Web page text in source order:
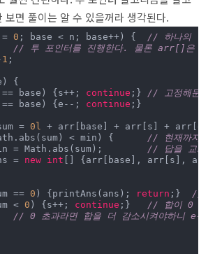
보면 풀이는 알 수 있을꺼라 생각된다.
0
// 하나의 값을
// 투 포인터를 진행한다. 물론 arr[]은 이
1 ;
{
base) {s++; continue
// 고정해둔값
base) {e--; continue ;}
= 0l
+ arr[base] + arr[s] + arr[e];
// 현재까지 찾
// 답을 교체
=
new int [] {arr[base], arr[s],
== 0 ) {printAns(ans); return
// 0
< 0 ) {s++; continue
// 합이 0 미만
// 0 초과라면 합을 더 감소시켜야하니 e--